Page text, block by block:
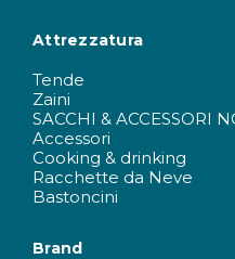
Attrezzatura
Tende
Zaini
SACCHI & ACCESSORI
Accessori
Cooking & drinking
Racchette da Neve
Bastoncini
Brand